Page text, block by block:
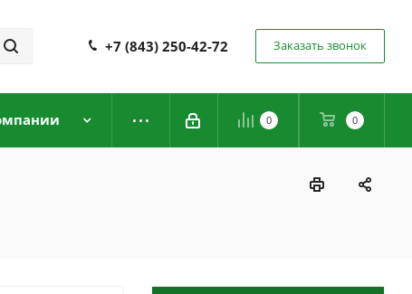
+7 (843) 250-42-72 Заказать звонок
0 0